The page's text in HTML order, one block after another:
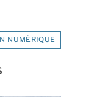
NUMÉRIQUE